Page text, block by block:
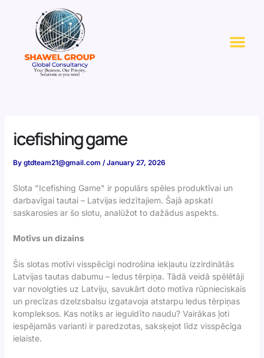
icefishing game
By gtdteam21@gmail.com /January 27, 2026
Slota "Icefishing Game" ir populārs spēles produktīvai un
darbavīgai tautai – Latvijas iedzītajiem. Šajā apskati
saskarosies ar šo slotu, analūžot to dažādus aspekts.
Motīvs un dizains
Šis slotas motīvi visspēcīgi nodrošina iekļautu izzirdinātās
Latvijas tautas dabumu – ledus tērpiņa. Tādā veidā spēlētāji
var novolgties uz Latviju, savukārt doto motīva rūpnieciskais
un precīzas dzelzsbalsu izgatavoja atstarpu ledus tērpiņas
kompleksos. Kas notiks ar ieguldīto naudu? Vairākas ļoti
iespējamās varianti ir paredzotas, saksķejot līdz visspēcīga
ielaiste.